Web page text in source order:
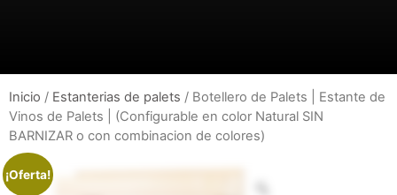
Inicio / Estanterias de palets / Botellero de Palets | Estante de
Vinos de Palets | (Configurable en color Natural SIN
BARNIZAR o con combinacion de colores)
¡Oferta!